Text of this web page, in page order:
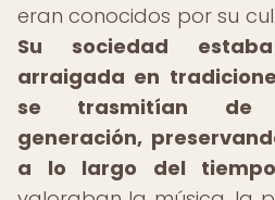
eran conocidos por su
Su sociedad
arraigada en
se trasmitían de
generación,
a lo largo del